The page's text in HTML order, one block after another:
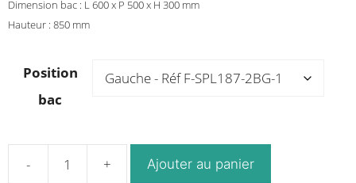
Dimension bac : L 600 x P 500 x H 300 mm
Hauteur : 850 mm
Position
bac
quantité
Ajouter au panier